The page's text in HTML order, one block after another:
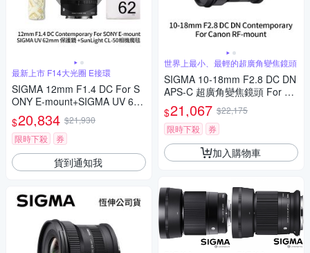
最新上市 F14大光圈 E接環
SIGMA 12mm F1.4 DC For S
ONY E-mount+SIGMA UV 62
mm保護鏡+相機魔毯 (公司貨)
$20,834 $21,930
限時下殺
券
貨到通知我
世界上最小、最輕的超廣角變焦鏡頭
SIGMA 10-18mm F2.8 DC DN
APS-C 超廣角變焦鏡頭 For Ca
non RF-mount (公司貨)
$21,067 $22,175
限時下殺
券
加入購物車